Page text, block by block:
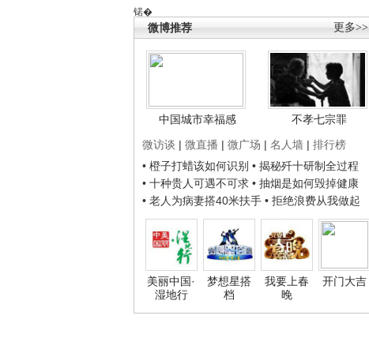
锘�
更多>>
微博推荐
中国城市幸福感
不孝七宗罪
微访谈 | 微直播 | 微广场 | 名人墙 | 排行榜
• 橙子打蜡该如何识别 • 揭秘歼十研制全过程
• 十种贵人可遇不可求 • 抽烟是如何毁掉健康
• 老人为病妻搭40米扶手 • 拒绝浪费从我做起
美丽中国·
湿地行
梦想星搭
档
我要上春
晚
开门大吉